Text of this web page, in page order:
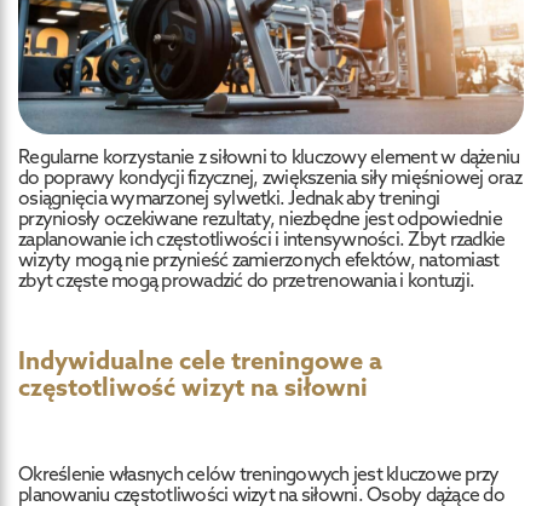
Regularne korzystanie z siłowni to kluczowy element w dążeniu
do poprawy kondycji fizycznej, zwiększenia siły mięśniowej oraz
osiągnięcia wymarzonej sylwetki. Jednak aby treningi
przyniosły oczekiwane rezultaty, niezbędne jest odpowiednie
zaplanowanie ich częstotliwości i intensywności. Zbyt rzadkie
wizyty mogą nie przynieść zamierzonych efektów, natomiast
zbyt częste mogą prowadzić do przetrenowania i kontuzji.
Indywidualne cele treningowe a
częstotliwość wizyt na siłowni
Określenie własnych celów treningowych jest kluczowe przy
planowaniu częstotliwości wizyt na siłowni. Osoby dążące do